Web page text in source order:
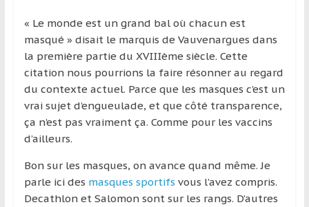
ou
simples
spectateurs
de
sport,
qui
se
déplacent
France
« Le monde est un grand bal où chacun est
masqué » disait le marquis de Vauvenargues dans
la première partie du XVIIIème siècle. Cette
citation nous pourrions la faire résonner au regard
du contexte actuel. Parce que les masques c’est un
vrai sujet d’engueulade, et que côté transparence,
ça n’est pas vraiment ça. Comme pour les vaccins
d’ailleurs.
Bon sur les masques, on avance quand même. Je
parle ici des masques sportifs vous l’avez compris.
Decathlon et Salomon sont sur les rangs. D’autres